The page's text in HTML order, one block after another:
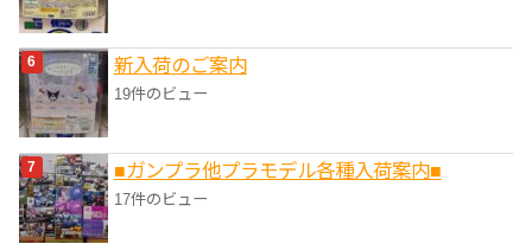
新入荷のご案内
19件のビュー
■ガンプラ他プラモデル各種入荷案内■
17件のビュー